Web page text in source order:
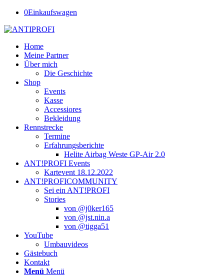
0Einkaufswagen
Home
Meine Partner
Über mich
Die Geschichte
Shop
Events
Kasse
Accessiores
Bekleidung
Rennstrecke
Termine
Erfahrungsberichte
Helite Airbag Weste GP-Air 2.0
ANT!PROFI Events
Kartevent 18.12.2022
ANT!PROFICOMMUNITY
Sei ein ANT!PROFI
Stories
von @j0ker165
von @jst.nin.a
von @tigga51
YouTube
Umbauvideos
Gästebuch
Kontakt
Menü Menü